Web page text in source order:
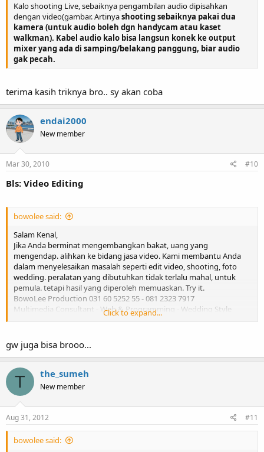
Kalo shooting Live, sebaiknya pengambilan audio dipisahkan
dengan video(gambar. Artinyashooting sebaiknya pakai dua
kamera (untuk audio boleh dgn handycam atau kaset
walkman). Kabel audio kalo bisa langsun konek ke output
mixer yang ada di samping/belakang panggung, biar audio
gak pecah.
terima kasih triknya bro.. sy akan coba
endai2000
New member
Mar 30, 2010 #10
Bls: Video Editing
bowolee said:
Salam Kenal,
Jika Anda berminat mengembangkan bakat, uang yang
mengendap. alihkan ke bidang jasa video. Kami membantu Anda
dalam menyelesaikan masalah seperti edit video, shooting, foto
wedding. peralatan yang dibutuhkan tidak terlalu mahal, untuk
pemula. tetapi hasil yang diperoleh memuaskan. Try it.
BowoLee Production 031 60 5252 55 - 081 2323 7917
Multimedia Consultant - Web & Programming - Wedding Style
Photography - Computer Networking - Graphics Design - Printing
Click to expand...
gw juga bisa brooo...
T the_sumeh
New member
Aug 31, 2012 #11
bowolee said: